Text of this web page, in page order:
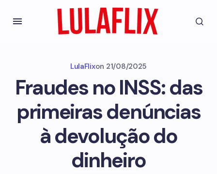
LulaFlixon 21/08/2025
Fraudes no INSS: das
primeiras denúncias
à devolução do
dinheiro